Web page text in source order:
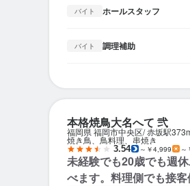
バイト ホールスタッフ
バイト 調理補助
本格焼鳥大名へて 弐
福岡県 福岡市中央区 赤坂駅
焼き鳥、鳥料理、串焼き
3.54 ～￥4,999 ～
未経験でも20歳でも週
べます。料理側でも接客